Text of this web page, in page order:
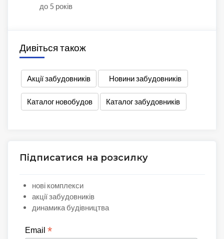
до 5 років
Дивіться також
Акції забудовників Новини забудовників
Каталог новобудов Каталог забудовників
Підписатися на розсилку
нові комплекси
акції забудовників
динамика будівництва
Email *